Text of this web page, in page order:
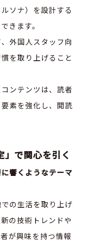
ソナ）を設計する
きます。
外国人スタッフ向
を取り上げること
ンテンツは、読者
素を強化し、閲読
で関心を引く
響くようなテーマ
の生活を取り上げ
の技術トレンドや
が興味を持つ情報